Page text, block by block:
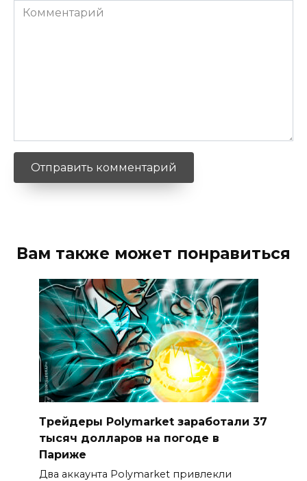
Комментарий
Вам также может понравиться
Трейдеры Polymarket заработали 37
тысяч долларов на погоде в
Париже
Два аккаунта Polymarket привлекли